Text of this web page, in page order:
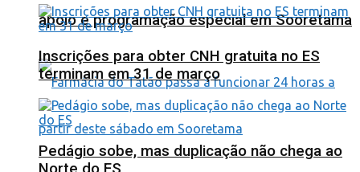
apoio e programação especial em Sooretama
Inscrições para obter CNH gratuita no ES
terminam em 31 de março
Pedágio sobe, mas duplicação não chega ao